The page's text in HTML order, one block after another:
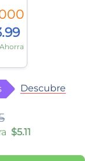
Ahorra
Descubre
$5.11